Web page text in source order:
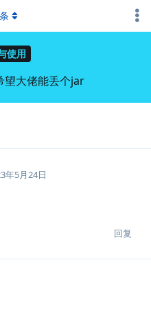
使用
大佬能丢个jar
条
年5月24日
回复